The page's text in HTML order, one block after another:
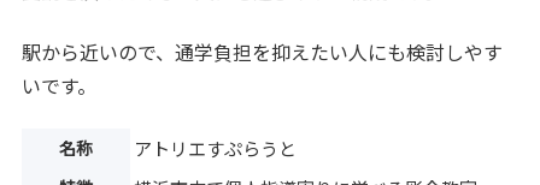
駅から近いので、通学負担を抑えたい人にも検討しやす
いです。
名称 アトリエすぷらうと